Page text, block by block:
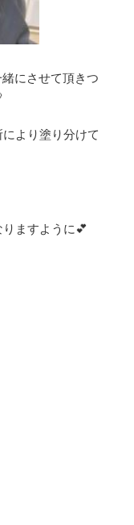
にさせて頂きつ
より塗り分けて
ますように💕